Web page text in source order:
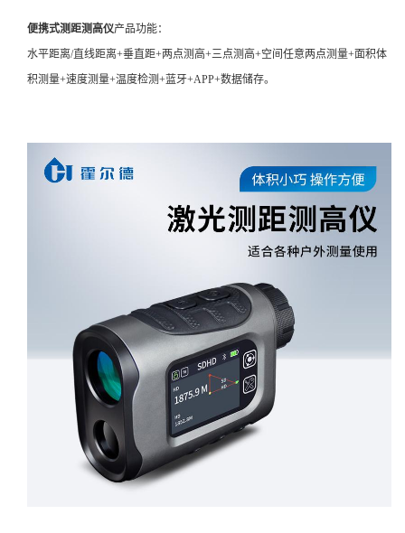
便携式测距测高仪产品功能：
水平距离/直线距离+垂直距+两点测高+三点测高+空间任意两点测量+面积体
积测量+速度测量+温度检测+蓝牙+APP+数据储存。